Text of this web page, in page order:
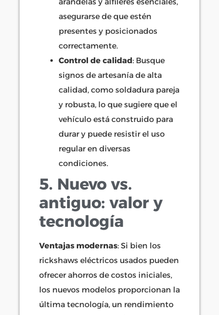
arandelas y alfileres esenciales,
asegurarse de que estén
presentes y posicionados
correctamente.
Control de calidad: Busque
signos de artesanía de alta
calidad, como soldadura pareja
y robusta, lo que sugiere que el
vehículo está construido para
durar y puede resistir el uso
regular en diversas
condiciones.
5. Nuevo vs.
antiguo: valor y
tecnología
Ventajas modernas: Si bien los
rickshaws eléctricos usados pueden
ofrecer ahorros de costos iniciales,
los nuevos modelos proporcionan la
última tecnología, un rendimiento